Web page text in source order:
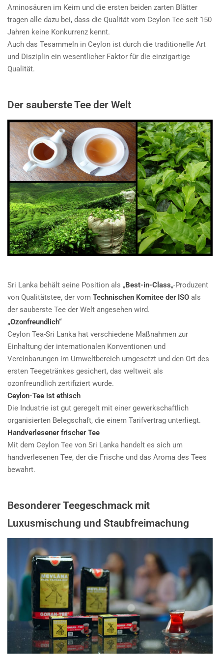
Aminosäuren im Keim und die ersten beiden zarten Blätter
tragen alle dazu bei, dass die Qualität vom Ceylon Tee seit 150
Jahren keine Konkurrenz kennt.
Auch das Tesammeln in Ceylon ist durch die traditionelle Art
und Disziplin ein wesentlicher Faktor für die einzigartige
Qualität.
Der sauberste Tee der Welt
Sri Lanka behält seine Position als „Best-in-Class„-Produzent
von Qualitätstee, der vom Technischen Komitee der ISO als
der sauberste Tee der Welt angesehen wird.
„Ozonfreundlich“
Ceylon Tea-Sri Lanka hat verschiedene Maßnahmen zur
Einhaltung der internationalen Konventionen und
Vereinbarungen im Umweltbereich umgesetzt und den Ort des
ersten Teegetränkes gesichert, das weltweit als
ozonfreundlich zertifiziert wurde.
Ceylon-Tee ist ethisch
Die Industrie ist gut geregelt mit einer gewerkschaftlich
organisierten Belegschaft, die einem Tarifvertrag unterliegt.
Handverlesener frischer Tee
Mit dem Ceylon Tee von Sri Lanka handelt es sich um
handverlesenen Tee, der die Frische und das Aroma des Tees
bewahrt.
Besonderer Teegeschmack mit
Luxusmischung und Staubfreimachung